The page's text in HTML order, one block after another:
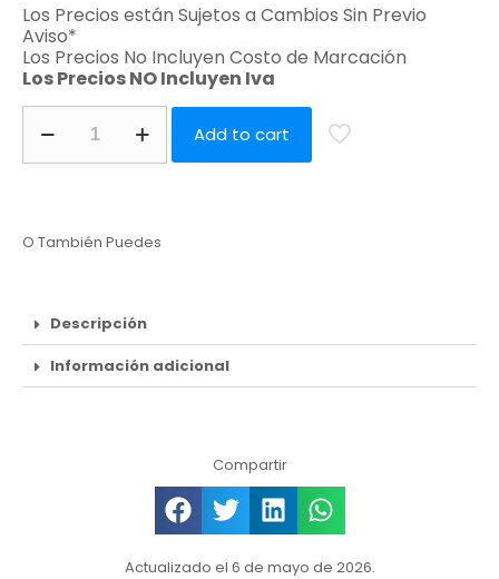
Los Precios están Sujetos a Cambios Sin Previo
Aviso*
Los Precios No Incluyen Costo de Marcación
Los Precios NO Incluyen Iva
Add to cart
O También Puedes
Descripción
Información adicional
Compartir
Actualizado el 6 de mayo de 2026.